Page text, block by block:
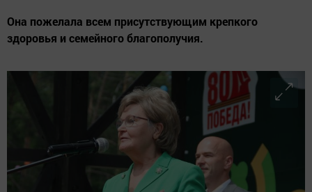
Она пожелала всем присутствующим крепкого
здоровья и семейного благополучия.